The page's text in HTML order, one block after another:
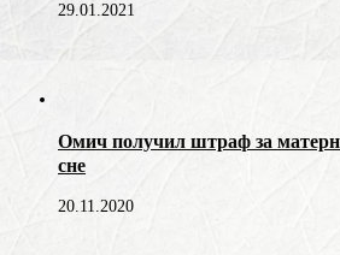
29.01.2021
Омич получил штраф за
сне
20.11.2020